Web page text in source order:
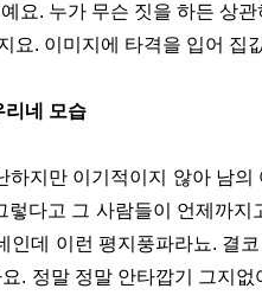
요. 누가 무슨 짓을 하든 상
요. 이미지에 타격을 입어 집
리네 모습
지만 이기적이지 않아 남
다고 그 사람들이 언제까
인데 이런 평지풍파라뇨. 결
. 정말 정말 안타깝기 그지